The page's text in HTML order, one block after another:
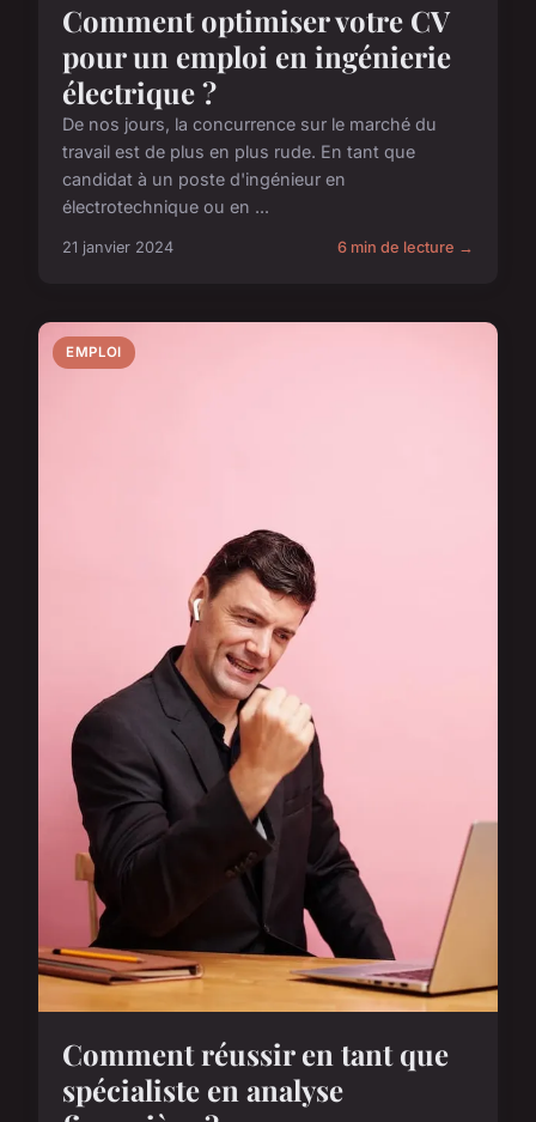
Comment optimiser votre CV
pour un emploi en ingénierie
électrique ?
De nos jours, la concurrence sur le marché du
travail est de plus en plus rude. En tant que
candidat à un poste d'ingénieur en
électrotechnique ou en ...
21 janvier 2024 6 min de lecture →
EMPLOI
Comment réussir en tant que
spécialiste en analyse